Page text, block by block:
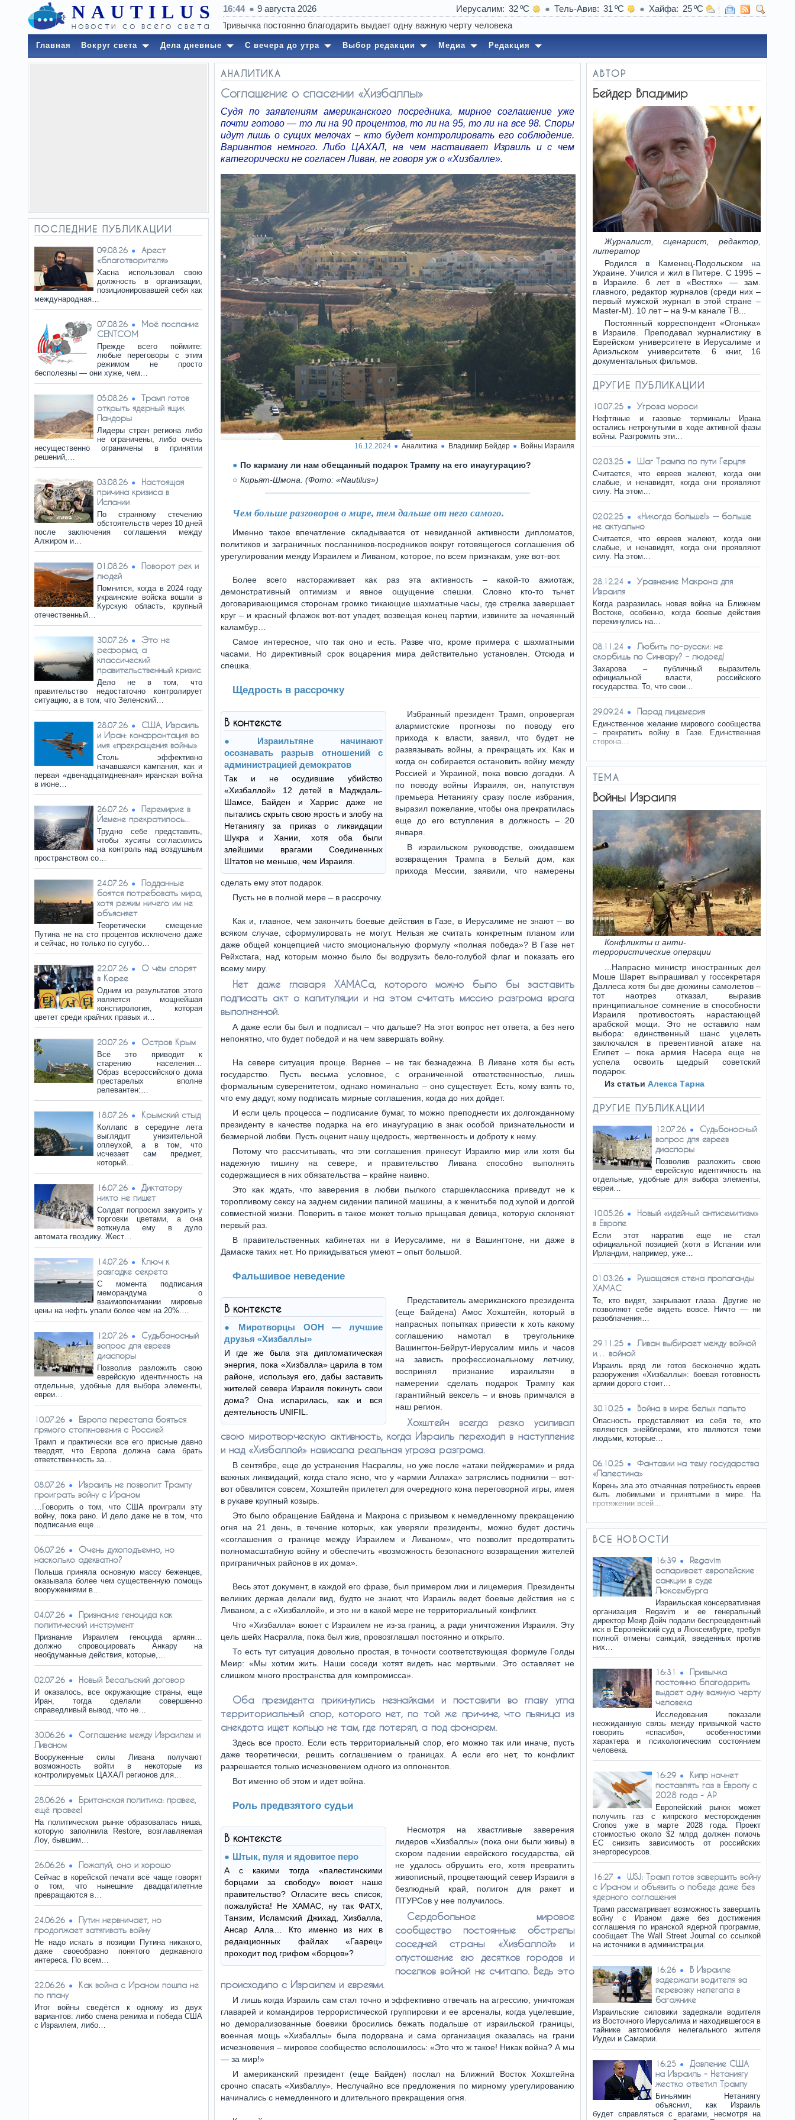
NAUTILUS
новости со всего света
16:44 9 августа 2026 Иерусалим 32 Тель-Авив 31 Хайфа
25
Главная Вокруг света Дела дневные С вечера до утра Выбор редакции Медиа Редакция
ПОСЛЕДНИЕ ПУБЛИКАЦИИ
09.08.26
Арест
«благотворителя»
Хасна использовал свою
должность в организации,
позиционировавшей себя как
международная…
07.08.26
Моё послание
CENTCOM
Прежде всего поймите:
любые переговоры с этим
режимом не просто
бесполезны — они хуже, чем…
05.08.26
Трамп готов
открыть ядерный ящик
Пандоры
Лидеры стран региона либо
не ограничены, либо очень
несущественно ограничены в принятии
решений,…
03.08.26
Настоящая
причина кризиса в
Испании
По странному стечению
обстоятельств через 10 дней
после заключения соглашения между
Алжиром и…
01.08.26
Поворот рек и
людей
Помнится, когда в 2024 году
украинские войска вошли в
Курскую область, крупный
отечественный…
30.07.26
Это не
реформа, а
классический
правительственный кризис
Дело не в том, что
правительство недостаточно контролирует
ситуацию, а в том, что Зеленский…
28.07.26
США, Израиль
и Иран: конфронтация во
имя «прекращения войны»
Столь эффективно
начавшаяся кампания, как и
первая «двенадцатидневная» иранская война
в июне…
26.07.26
Перемирие в
Йемене прекратилось...
Трудно себе представить,
чтобы хуситы согласились
на контроль над воздушным
пространством со…
24.07.26
Подданные
боятся потребовать мира,
хотя режим ничего им не
объясняет
Теоретически смещение
Путина не на сто процентов исключено даже
и сейчас, но только по сугубо…
22.07.26
О чём спорят
в Корее
Одним из результатов этого
является мощнейшая
конспирология, которая
цветет среди крайних правых и…
20.07.26 Остров Крым
Всё это приводит к
старению населения…
Образ всероссийского дома
престарелых вполне
релевантен:…
18.07.26 Крымский стыд
Коллапс в середине лета
выглядит унизительной
оплеухой, а в том, что
исчезает сам предмет,
который…
16.07.26
Диктатору
никто не пишет
Солдат попросил закурить у
торговки цветами, а она
воткнула ему в дуло
автомата гвоздику. Жест…
14.07.26
Ключ к
разгадке секрета
С момента подписания
меморандума о
взаимопонимании мировые
цены на нефть упали более чем на 20%.…
12.07.26
Судьбоносный
вопрос для евреев
диаспоры
Позволив разложить свою
еврейскую идентичность на
отдельные, удобные для выбора элементы,
евреи…
10.07.26
Европа перестала бояться
прямого столкновения с Россией
Трамп и практически все его присные давно
твердят, что Европа должна сама брать
ответственность за…
08.07.26
Израиль не позволит Трампу
проиграть войну с Ираном
…Говорить о том, что США проиграли эту
войну, пока рано. И дело даже не в том, что
подписание еще…
06.07.26
Очень духоподъемно, но
насколько адекватно?
Польша приняла основную массу беженцев,
оказывала более чем существенную помощь
вооружениями в…
04.07.26
Признание геноцида как
политический инструмент
Признание Израилем геноцида армян…
должно спровоцировать Анкару на
необдуманные действия, которые,…
02.07.26 Новый Весальский договор
И оказалось, все окружающие страны, еще
Иран, тогда сделали совершенно
справедливый вывод, что не…
30.06.26
Соглашение между Израилем и
Ливаном
Вооруженные силы Ливана получают
возможность войти в некоторые из
контролируемых ЦАХАЛ регионов для…
28.06.26
Британская политика: правее,
ещё правее!
На политическом рынке образовалась ниша,
которую заполнила Restore, возглавляемая
Лоу, бывшим…
26.06.26 Пожалуй, оно и хорошо
Сейчас в корейской печати всё чаще говорят
о том, что нынешние двадцатилетние
превращаются в…
24.06.26
Путин нервничает, но
продолжает затягивать войну
Не надо искать в позиции Путина никакого,
даже своеобразно понятого державного
интереса. По всем…
22.06.26
Как война с Ираном пошла не
по плану
Итог войны сведётся к одному из двух
вариантов: либо смена режима и победа США
с Израилем, либо…
АНАЛИТИКА
Соглашение о спасении «Хизбаллы»
Судя по заявлениям американского посредника, мирное соглашение уже
почти готово — то ли на 90 процентов, то ли на 95, то ли на все 98. Споры
идут лишь о сущих мелочах – кто будет контролировать его соблюдение.
Вариантов немного. Либо ЦАХАЛ, на чем настаивает Израиль и с чем
категорически не согласен Ливан, не говоря уж о «Хизбалле».
16.12.2024 Аналитика Владимир Бейдер Войны Израиля
По карману ли нам обещанный подарок Трампу на его инаугурацию?
Кирьят-Шмона. (Фото: «Nautilus»)
Чем больше разговоров о мире, тем дальше от него самого.
Именно такое впечатление складывается от невиданной активности дипломатов,
политиков и заграничных посланников-посредников вокруг готовящегося соглашения об
урегулировании между Израилем и Ливаном, которое, по всем признакам, уже вот-вот.
Более всего настораживает как раз эта активность – какой-то ажиотаж,
демонстративный оптимизм и явное ощущение спешки. Словно кто-то тычет
договаривающимся сторонам громко тикающие шахматные часы, где стрелка завершает
круг – и красный флажок вот-вот упадет, возвещая конец партии, извините за нечаянный
каламбур…
Самое интересное, что так оно и есть. Разве что, кроме примера с шахматными
часами. Но директивный срок воцарения мира действительно установлен. Отсюда и
спешка.
Щедрость в рассрочку
В контексте
Израильтяне начинают
осознавать разрыв отношений с
администрацией демократов
Так и не осудившие убийство
«Хизбаллой» 12 детей в Мадждаль-
Шамсе, Байден и Харрис даже не
пытались скрыть свою ярость и злобу на
Нетаниягу за приказ о ликвидации
Шукра и Хании, хотя оба были
злейшими врагами Соединенных
Штатов не меньше, чем Израиля.
Избранный президент Трамп, опровергая
алармистские прогнозы по поводу его
прихода к власти, заявил, что будет не
развязывать войны, а прекращать их. Как и
когда он собирается остановить войну между
Россией и Украиной, пока вовсю догадки. А
по поводу войны Израиля, он, напутствуя
премьера Нетаниягу сразу после избрания,
выразил пожелание, чтобы она прекратилась
еще до его вступления в должность – 20
января.
В израильском руководстве, ожидавшем
возвращения Трампа в Белый дом, как
прихода Мессии, заявили, что намерены
сделать ему этот подарок.
Пусть не в полной мере – в рассрочку.
Как и, главное, чем закончить боевые действия в Газе, в Иерусалиме не знают – во
всяком случае, сформулировать не могут. Нельзя же считать конкретным планом или
даже общей концепцией чисто эмоциональную формулу «полная победа»? В Газе нет
Рейхстага, над которым можно было бы водрузить бело-голубой флаг и показать его
всему миру.
Нет даже главаря ХАМАСа, которого можно было бы заставить
подписать акт о капитуляции и на этом считать миссию разгрома врага
выполненной.
А даже если бы был и подписал – что дальше? На этот вопрос нет ответа, а без него
непонятно, что будет победой и на чем завершать войну.
На севере ситуация проще. Вернее – не так безнадежна. В Ливане хотя бы есть
государство. Пусть весьма условное, с ограниченной ответственностью, лишь
формальным суверенитетом, однако номинально – оно существует. Есть, кому взять то,
что ему дадут, кому подписать мирные соглашения, когда до них дойдет.
И если цель процесса – подписание бумаг, то можно преподнести их долгожданному
президенту в качестве подарка на его инаугурацию в знак особой признательности и
безмерной любви. Пусть оценит нашу щедрость, жертвенность и доброту к нему.
Потому что рассчитывать, что эти соглашения принесут Израилю мир или хотя бы
надежную тишину на севере, и правительство Ливана способно выполнять
содержащиеся в них обязательства – крайне наивно.
Это как ждать, что заверения в любви пылкого старшеклассника приведут не к
торопливому сексу на заднем сидении папиной машины, а к женитьбе под хупой и долгой
совместной жизни. Поверить в такое может только прыщавая девица, которую склоняют
первый раз.
В правительственных кабинетах ни в Иерусалиме, ни в Вашингтоне, ни даже в
Дамаске таких нет. Но прикидываться умеют – опыт большой.
Фальшивое неведение
В контексте
Миротворцы ООН — лучшие
друзья «Хизбаллы»
И где же была эта дипломатическая
энергия, пока «Хизбалла» царила в том
районе, используя его, дабы заставить
жителей севера Израиля покинуть свои
дома? Она испарилась, как и вся
деятельность UNIFIL.
Представитель американского президента
(еще Байдена) Амос Хохштейн, который в
напрасных попытках привести к хоть какому
соглашению намотал в треугольнике
Вашингтон-Бейрут-Иерусалим миль и часов
на зависть профессиональному летчику,
воспринял признание израильтян в
намерении сделать подарок Трампу как
гарантийный вексель – и вновь примчался в
наш регион.
Хохштейн всегда резко усиливал
свою миротворческую активность, когда Израиль переходил в наступление
и над «Хизбаллой» нависала реальная угроза разгрома.
В сентябре, еще до устранения Насраллы, но уже после «атаки пейджерами» и ряда
важных ликвидаций, когда стало ясно, что у «армии Аллаха» затряслись поджилки – вот-
вот обвалится совсем, Хохштейн прилетел для очередного кона переговорной игры, имея
в рукаве крупный козырь.
Это было обращение Байдена и Макрона с призывом к немедленному прекращению
огня на 21 день, в течение которых, как уверяли президенты, можно будет достичь
«соглашения о границе между Израилем и Ливаном», что позволит предотвратить
полномасштабную войну и обеспечить «возможность безопасного возвращения жителей
приграничных районов в их дома».
Весь этот документ, в каждой его фразе, был примером лжи и лицемерия. Президенты
великих держав делали вид, будто не знают, что Израиль ведет боевые действия не с
Ливаном, а с «Хизбаллой», и это ни в какой мере не территориальный конфликт.
Что «Хизбалла» воюет с Израилем не из-за границ, а ради уничтожения Израиля. Эту
цель шейх Насралла, пока был жив, провозглашал постоянно и открыто.
То есть тут ситуация довольно простая, в точности соответствующая формуле Голды
Меир: «Мы хотим жить. Наши соседи хотят видеть нас мертвыми. Это оставляет не
слишком много пространства для компромисса».
Оба президента прикинулись незнайками и поставили во главу угла
территориальный спор, которого нет, по той же причине, что пьяница из
анекдота ищет кольцо не там, где потерял, а под фонарем.
Здесь все просто. Если есть территориальный спор, его можно так или иначе, пусть
даже теоретически, решить соглашением о границах. А если его нет, то конфликт
разрешается только исчезновением одного из оппонентов.
Вот именно об этом и идет война.
Роль предвзятого судьи
В контексте
Штык, пуля и ядовитое перо
А с какими тогда «палестинскими
борцами за свободу» воюет наше
правительство? Огласите весь список,
пожалуйста! Не ХАМАС, ну так ФАТХ,
Танзим, Исламский Джихад, Хизбалла,
Ансар Алла… Кто именно из них в
редакционных файлах «Гаарец»
проходит под грифом «борцов»?
Несмотря на хвастливые заверения
лидеров «Хизбаллы» (пока они были живы) в
скором падении еврейского государства, ей
не удалось обрушить его, хотя превратить
живописный, процветающий север Израиля в
безлюдный край, полигон для ракет и
ПТУРСов у нее получилось.
Сердобольное мировое
сообщество постоянные обстрелы
соседней страны «Хизбаллой» и
опустошение ею десятков городов и
поселков войной не считало. Ведь это
происходило с Израилем и евреями.
И лишь когда Израиль сам стал точно и эффективно отвечать на агрессию, уничтожая
главарей и командиров террористической группировки и ее арсеналы, когда уцелевшие,
но деморализованные боевики бросились бежать подальше от израильской границы,
военная мощь «Хизбаллы» была подорвана и сама организация оказалась на грани
исчезновения – мировое сообщество всполошилось: «Это что ж такое! Никак война? А мы
— за мир!»
И американский президент (еще Байден) послал на Ближний Восток Хохштейна
срочно спасать «Хизбаллу». Неслучайно все предложения по мирному урегулированию
начинались с немедленного и длительного прекращения огня.
АВТОР
Бейдер Владимир
Журналист, сценарист, редактор,
литератор
Родился в Каменец-Подольском на
Украине. Учился и жил в Питере. С 1995 –
в Израиле. 6 лет в «Вестях» — зам.
главного, редактор журналов (среди них –
первый мужской журнал в этой стране –
Master-M). 10 лет – на 9-м канале ТВ...
Постоянный корреспондент «Огонька»
в Израиле. Преподавал журналистику в
Еврейском университете в Иерусалиме и
Ариэльском университете. 6 книг, 16
документальных фильмов.
ДРУГИЕ ПУБЛИКАЦИИ
10.07.25 Угроза мороси
Нефтяные и газовые терминалы Ирана
остались нетронутыми в ходе активной фазы
войны. Разгромить эти…
02.03.25 Шаг Трампа по пути Герцля
Считается, что евреев жалеют, когда они
слабые, и ненавидят, когда они проявляют
силу. На этом…
02.02.25
«Никогда больше!» — больше
не актуально
Считается, что евреев жалеют, когда они
слабые, и ненавидят, когда они проявляют
силу. На этом…
28.12.24
Уравнение Макрона для
Израиля
Когда разразилась новая война на Ближнем
Востоке, особенно, когда боевые действия
перекинулись на…
08.11.24
Любить по-русски: не
скорбишь по Синвару? – людоед!
Захарова – публичный выразитель
официальной власти, российского
государства. То, что свои…
29.09.24 Парад лицемерия
Единственное желание мирового сообщества
– прекратить войну в Газе. Единственная
сторона…
ТЕМА
Войны Израиля
Конфликты и анти-
террористические операции
...Напрасно министр иностранных дел
Моше Шарет выпрашивал у госсекретаря
Даллеса хотя бы две дюжины самолетов –
тот наотрез отказал, выразив
принципиальное сомнение в способности
Израиля противостоять нарастающей
арабской мощи. Это не оставило нам
выбора: единственный шанс уцелеть
заключался в превентивной атаке на
Египет – пока армия Насера еще не
успела освоить щедрый советский
подарок.
Из статьи Алекса Тарна
ДРУГИЕ ПУБЛИКАЦИИ
12.07.26
Судьбоносный
вопрос для евреев
диаспоры
Позволив разложить свою
еврейскую идентичность на
отдельные, удобные для выбора элементы,
евреи…
10.05.26
Новый «идейный антисемитизм»
в Европе
Если этот нарратив еще не стал
официальной позицией (хотя в Испании или
Ирландии, например, уже…
01.03.26
Рушащаяся стена пропаганды
ХАМАС
Те, кто видят, закрывают глаза. Другие не
позволяют себе видеть вовсе. Ничто — ни
разоблачения…
29.11.25
Ливан выбирает между войной
и… войной
Израиль вряд ли готов бесконечно ждать
разоружения «Хизбаллы»: боевая готовность
армии дорого стоит…
30.10.25 Война в мире белых пальто
Опасность представляют из себя те, кто
являются энейблерами, кто являются теми
людьми, которые…
06.10.25
Фантазии на тему государства
«Палестина»
Корень зла это отчаянная потребность евреев
быть любимыми и принятыми в мире. На
протяжении всей…
ВСЕ НОВОСТИ
16:39
Regavim
оспаривает европейские
санкции в суде
Люксембурга
Израильская консервативная
организация Regavim и ее генеральный
директор Меир Дойч подали беспрецедентный
иск в Европейский суд в Люксембурге, требуя
полной отмены санкций, введенных против
них…
16:31
Привычка
постоянно благодарить
выдает одну важную черту
человека
Исследования показали
неожиданную связь между привычкой часто
говорить «спасибо», особенностями
характера и психологическим состоянием
человека.
16:29
Кипр начнет
поставлять газ в Европу с
2028 года - AP
Европейский рынок может
получить газ с кипрского месторождения
Cronos уже в марте 2028 года. Проект
стоимостью около $2 млрд должен помочь
ЕС снизить зависимость от российских
энергоресурсов.
16:27
WSJ: Трамп готов завершить войну
с Ираном и объявить о победе даже без
ядерного соглашения
Трамп рассматривает возможность завершить
войну с Ираном даже без достижения
соглашения по иранской ядерной программе,
сообщает The Wall Street Journal со ссылкой
на источники в администрации.
16:26
В Израиле
задержали водителя за
перевозку нелегала в
багажнике
Израильские силовики задержали водителя
из Восточного Иерусалима и находившегося в
тайнике автомобиля нелегального жителя
Иудеи и Самарии.
16:25
Давление США
на Израиль - Нетаниягу
жестко ответил Трампу
Биньямин Нетаниягу
объяснил, как Израиль
будет справляться с врагами, несмотря на